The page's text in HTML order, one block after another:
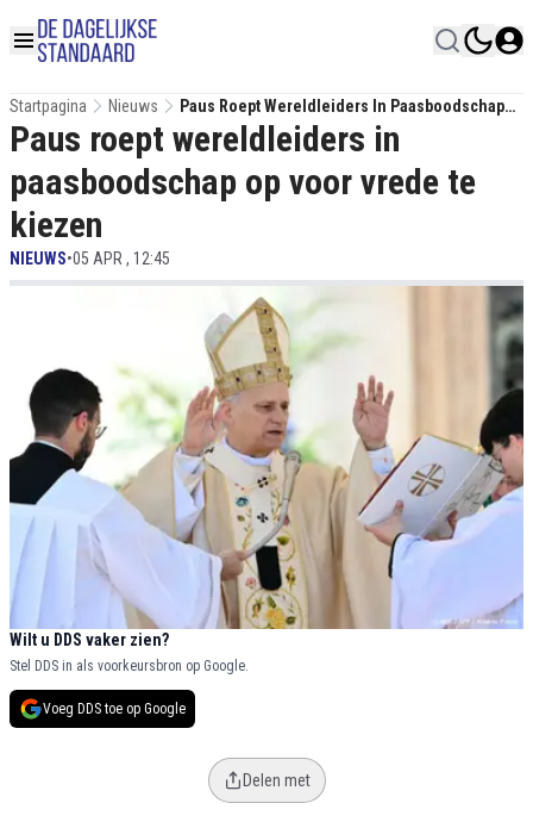
Startpagina Nieuws
Paus Roept Wereldleiders In Paasboodschap
Op Voor Vrede Te Kiezen
Paus roept wereldleiders in
paasboodschap op voor vrede te
kiezen
NIEUWS•05 APR , 12:45
Wilt u DDS vaker zien?
Stel DDS in als voorkeursbron op Google.
Voeg DDS toe op Google
Delen met